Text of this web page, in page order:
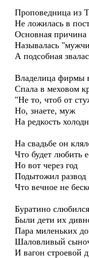
Проповедница из
Не ложилась в
Основная причина
Называлась
А подсобная
Владелица фирмы
Спала в меховом
"Не то, чтоб от
Но, знаете, муж
На редкость
На свадьбе он
Что будет любить
Но вот через год
Подытожил развод
Что вечное не
Буратино
Были дети их
Пара миленьких
Шаловливый
И вагон строевой